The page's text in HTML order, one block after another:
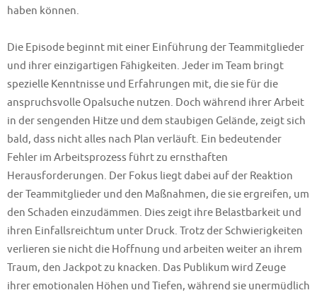
haben können.
Die Episode beginnt mit einer Einführung der Teammitglieder
und ihrer einzigartigen Fähigkeiten. Jeder im Team bringt
spezielle Kenntnisse und Erfahrungen mit, die sie für die
anspruchsvolle Opalsuche nutzen. Doch während ihrer Arbeit
in der sengenden Hitze und dem staubigen Gelände, zeigt sich
bald, dass nicht alles nach Plan verläuft. Ein bedeutender
Fehler im Arbeitsprozess führt zu ernsthaften
Herausforderungen. Der Fokus liegt dabei auf der Reaktion
der Teammitglieder und den Maßnahmen, die sie ergreifen, um
den Schaden einzudämmen. Dies zeigt ihre Belastbarkeit und
ihren Einfallsreichtum unter Druck. Trotz der Schwierigkeiten
verlieren sie nicht die Hoffnung und arbeiten weiter an ihrem
Traum, den Jackpot zu knacken. Das Publikum wird Zeuge
ihrer emotionalen Höhen und Tiefen, während sie unermüdlich